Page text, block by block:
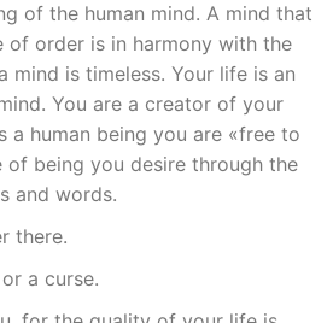
of the human mind. A mind that
of order is in harmony with the
mind is timeless. Your life is an
You are a creator of your
a human being you are «free to
of being you desire through the
and words.
there.
a curse.